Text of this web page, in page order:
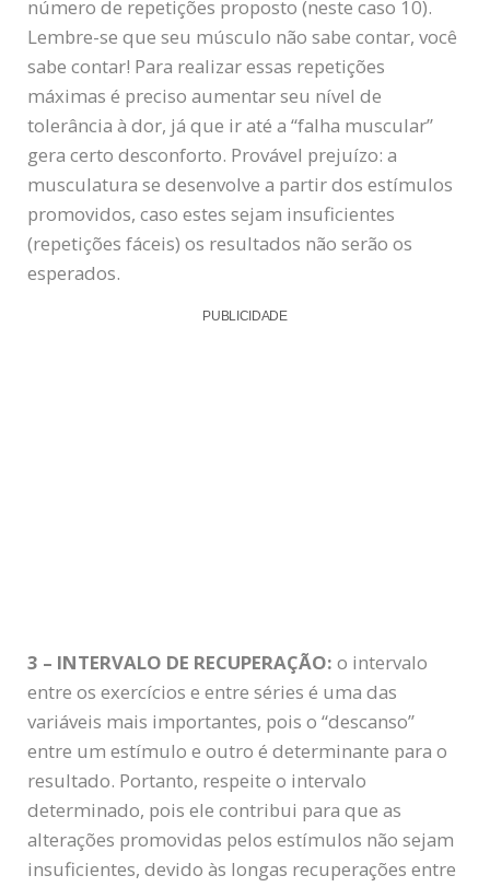
número de repetições proposto (neste caso 10).
Lembre-se que seu músculo não sabe contar, você
sabe contar! Para realizar essas repetições
máximas é preciso aumentar seu nível de
tolerância à dor, já que ir até a “falha muscular”
gera certo desconforto. Provável prejuízo: a
musculatura se desenvolve a partir dos estímulos
promovidos, caso estes sejam insuficientes
(repetições fáceis) os resultados não serão os
esperados.
PUBLICIDADE
3 – INTERVALO DE RECUPERAÇÃO: o intervalo
entre os exercícios e entre séries é uma das
variáveis mais importantes, pois o “descanso”
entre um estímulo e outro é determinante para o
resultado. Portanto, respeite o intervalo
determinado, pois ele contribui para que as
alterações promovidas pelos estímulos não sejam
insuficientes, devido às longas recuperações entre